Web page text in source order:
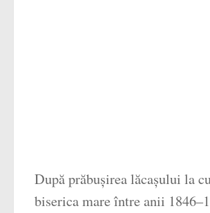
După prăbușirea lăcașului la
biserica mare între anii